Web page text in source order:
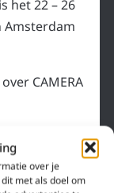
over je
met als doel om
het 22 – 26
Amsterdam
CAMERA